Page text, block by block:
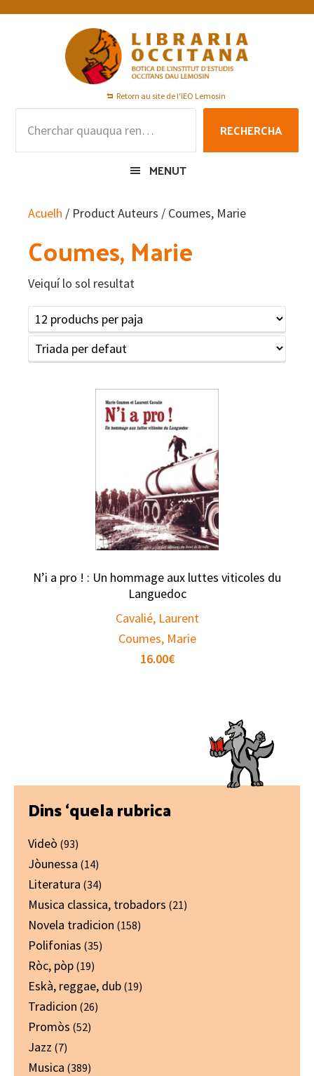
Skip
Skip
Skip
Retorn au site de l'IEO Lemosin
RECHERCHA
MENUT
Acuelh / Product Auteurs / Coumes, Marie
Coumes, Marie
Veiquí lo sol resultat
N’i a pro ! : Un hommage aux luttes viticoles du
Languedoc
Cavalié, Laurent
Coumes, Marie
16.00€
Primary
Sidebar
Dins ‘quela rubrica
Videò (93)
Jòunessa (14)
Literatura (34)
Musica classica, trobadors (21)
Novela tradicion (158)
Polifonias (35)
Ròc, pòp (19)
Eskà, reggae, dub (19)
Tradicion (26)
Promòs (52)
Jazz (7)
Musica (389)